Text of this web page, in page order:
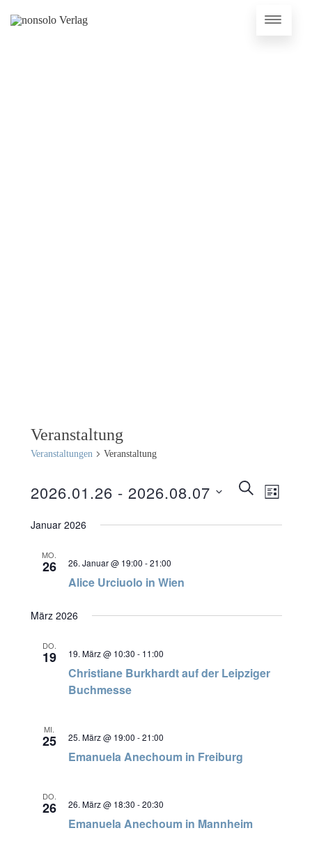
Veranstaltung
Veranstaltungen Veranstaltung
und
SUCHE
LISTE
2026.01.26 - 2026.08.07
wählen.
Januar 2026
MO.
26 26. Januar @ 19:00 -21:00
Alice Urciuolo in Wien
März 2026
DO.
19 19. März @ 10:30 - 11:00
Christiane Burkhardt auf der Leipziger
Buchmesse
MI.
25 25. März @ 19:00 -21:00
Emanuela Anechoum in Freiburg
DO.
26 26. März @ 18:30 -20:30
Emanuela Anechoum in Mannheim